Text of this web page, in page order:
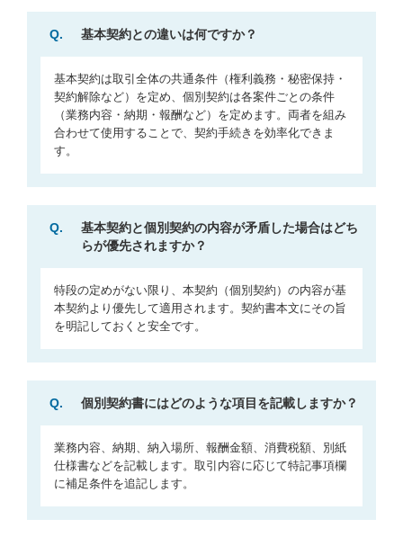
Q. 基本契約との違いは何ですか？
基本契約は取引全体の共通条件（権利義務・秘密保持・
契約解除など）を定め、個別契約は各案件ごとの条件
（業務内容・納期・報酬など）を定めます。両者を組み
合わせて使用することで、契約手続きを効率化できま
す。
Q.
基本契約と個別契約の内容が矛盾した場合はどち
らが優先されますか？
特段の定めがない限り、本契約（個別契約）の内容が基
本契約より優先して適用されます。契約書本文にその旨
を明記しておくと安全です。
Q. 個別契約書にはどのような項目を記載しますか？
業務内容、納期、納入場所、報酬金額、消費税額、別紙
仕様書などを記載します。取引内容に応じて特記事項欄
に補足条件を追記します。